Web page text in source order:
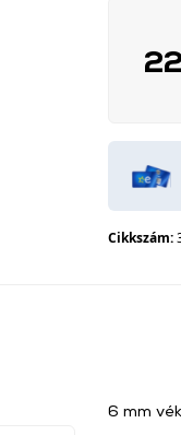
Cikkszám:
6 mm